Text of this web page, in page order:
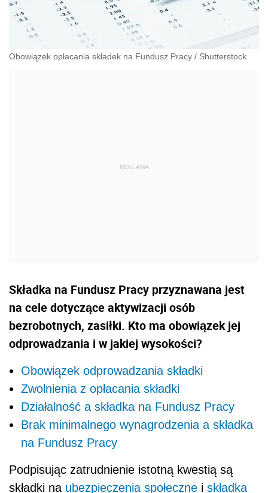
Obowiązek opłacania składek na Fundusz Pracy / Shutterstock
Składka na Fundusz Pracy przyznawana jest
na cele dotyczące aktywizacji osób
bezrobotnych, zasiłki. Kto ma obowiązek jej
odprowadzania i w jakiej wysokości?
Obowiązek odprowadzania składki
Zwolnienia z opłacania składki
Działalność a składka na Fundusz Pracy
Brak minimalnego wynagrodzenia a składka
na Fundusz Pracy
Podpisując zatrudnienie istotną kwestią są
składki na ubezpieczenia społeczne i składka